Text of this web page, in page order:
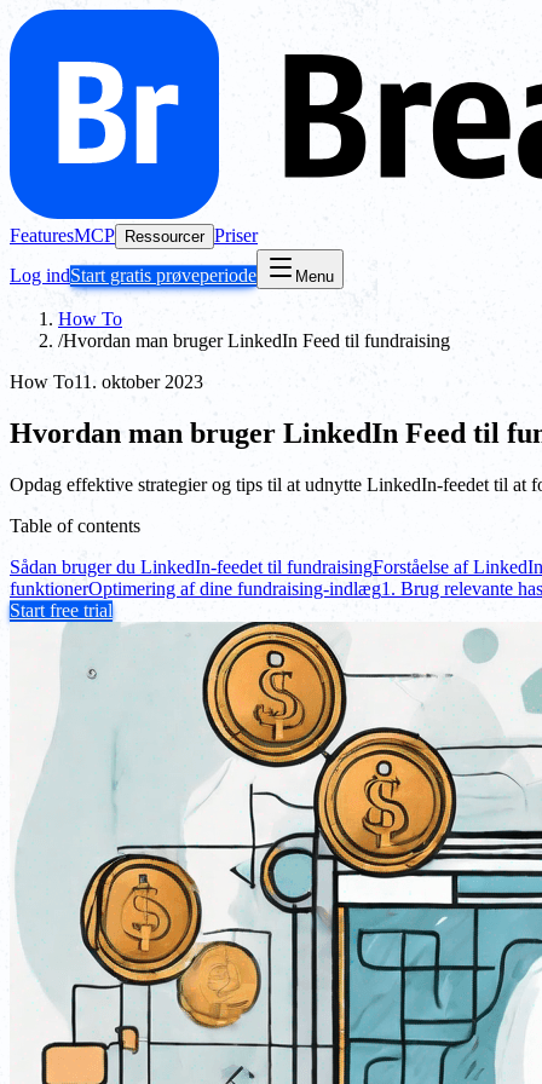
FeaturesMCP Ressourcer Priser
Log indStart gratis prøveperiode Menu
How To
/Hvordan man bruger LinkedIn Feed til fundraising
How To11. oktober 2023
Hvordan man bruger LinkedIn Feed til
Opdag effektive strategier og tips til at udnytte LinkedIn-feedet til at
Table of contents
Sådan bruger du LinkedIn-feedet til fundraisingForståelse af
funktionerOptimering af dine fundraising-indlæg1. Brug relevante
Start free trial